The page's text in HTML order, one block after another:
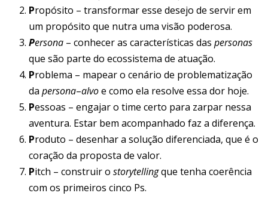
Propósito – transformar esse desejo de servir em
um propósito que nutra uma visão poderosa.
Persona – conhecer as características das personas
que são parte do ecossistema de atuação.
Problema – mapear o cenário de problematização
da persona–alvoe como ela resolve essa dor hoje.
Pessoas – engajar o time certo para zarpar nessa
aventura. Estar bem acompanhado faz a diferença.
Produto – desenhar a solução diferenciada, que é o
coração da proposta de valor.
Pitch – construir o storytellingque tenha coerência
com os primeiros cinco Ps.